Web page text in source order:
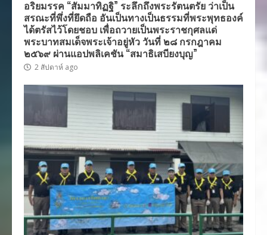
อริยมรรค “สัมมาทิฏฐิ” ระลึกถึงพระรัตนตรัย ว่าเป็น
สรณะที่พึ่งที่ยึดถือ อันเป็นทางเป็นธรรมที่พระพุทธองค์
ได้ตรัสไว้โดยชอบ เพื่อถวายเป็นพระราชกุศลแด่
พระบาทสมเด็จพระเจ้าอยู่หัว วันที่ ๒๘ กรกฎาคม
๒๕๖๙ ผ่านแอปพลิเคชัน “สมาธิเสบียงบุญ”
2 สัปดาห์ ago